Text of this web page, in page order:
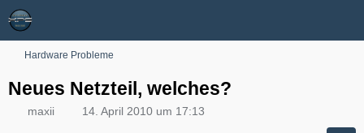
Hardware Probleme
Neues Netzteil, welches?
maxii 14. April 2010 um 17:13